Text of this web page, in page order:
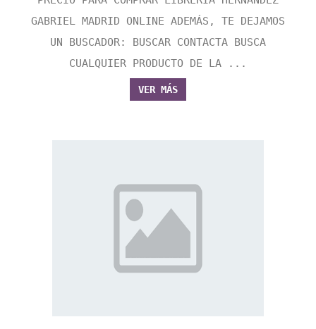
GABRIEL MADRID ONLINE ADEMÁS, TE DEJAMOS
UN BUSCADOR: BUSCAR CONTACTA BUSCA
CUALQUIER PRODUCTO DE LA ...
VER MÁS